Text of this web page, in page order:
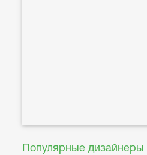
Популярные дизайнеры